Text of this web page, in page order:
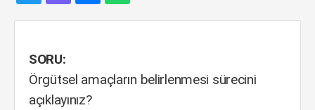
SORU:
Örgütsel amaçların belirlenmesi sürecini
açıklayınız?